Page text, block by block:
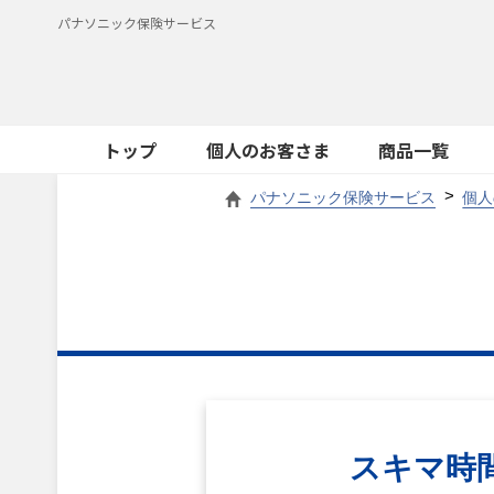
パナソニック保険サービス
トップ 個人のお客さま 商品一覧
パナソニック保険サービス 個
スキマ時